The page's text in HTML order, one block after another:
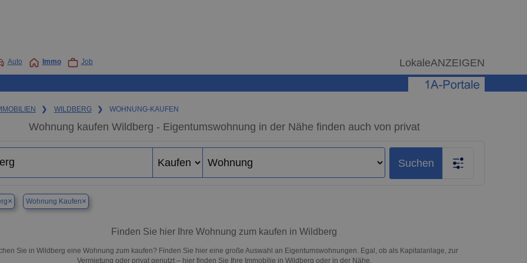
Auto Immo Job LokaleANZEIGEN
❯ WILDBERG ❯ WOHNUNG-KAUFEN
Wohnung kaufen Wildberg - Eigentumswohnung in der Nähe finden auch von privat
Suchen
× Wohnung Kaufen×
Finden Sie hier Ihre Wohnung zum kaufen in Wildberg
Sie in Wildberg eine Wohnung zum kaufen? Finden Sie hier eine große Auswahl an Eigentumswohnungen. Egal, ob als Kapitalanlage, zur
Vermietung oder privat genutzt – hier finden Sie Ihre Immobilie in Wildberg oder in der Nähe.